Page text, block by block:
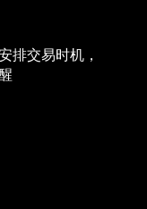
排交易时机，